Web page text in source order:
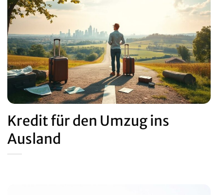
Kredit für den Umzug ins
Ausland